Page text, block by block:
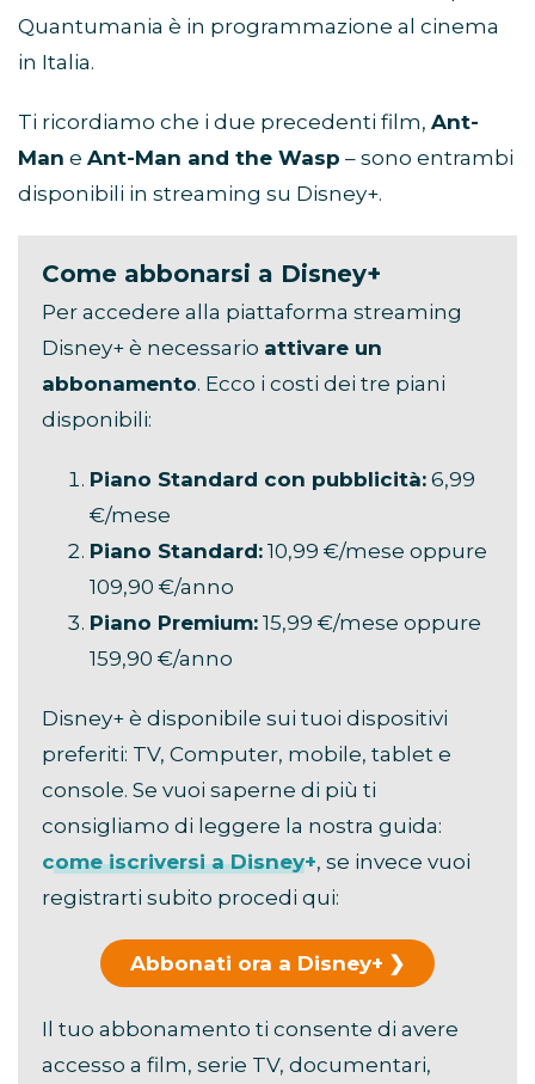
Quantumania è in programmazione al cinema
in Italia.
Ti ricordiamo che i due precedenti film, Ant-
Man e Ant-Man and the Wasp – sono entrambi
disponibili in streaming su Disney+.
Come abbonarsi a Disney+
Per accedere alla piattaforma streaming
Disney+ è necessario attivare un
abbonamento. Ecco i costi dei tre piani
disponibili:
Piano Standard con pubblicità: 6,99
€/mese
Piano Standard: 10,99 €/mese oppure
109,90 €/anno
Piano Premium: 15,99 €/mese oppure
159,90 €/anno
Disney+ è disponibile sui tuoi dispositivi
preferiti: TV, Computer, mobile, tablet e
console. Se vuoi saperne di più ti
consigliamo di leggere la nostra guida:
come iscriversi a Disney+, se invece vuoi
registrarti subito procedi qui:
Abbonati ora a Disney+
Il tuo abbonamento ti consente di avere
accesso a film, serie TV, documentari,